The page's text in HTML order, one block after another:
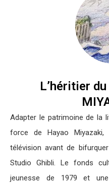
L’héritier
Adapter le patrimoine de la
force de Hayao Miyazaki,
télévision avant de
Studio Ghibli. Le fonds
jeunesse de 1979 et